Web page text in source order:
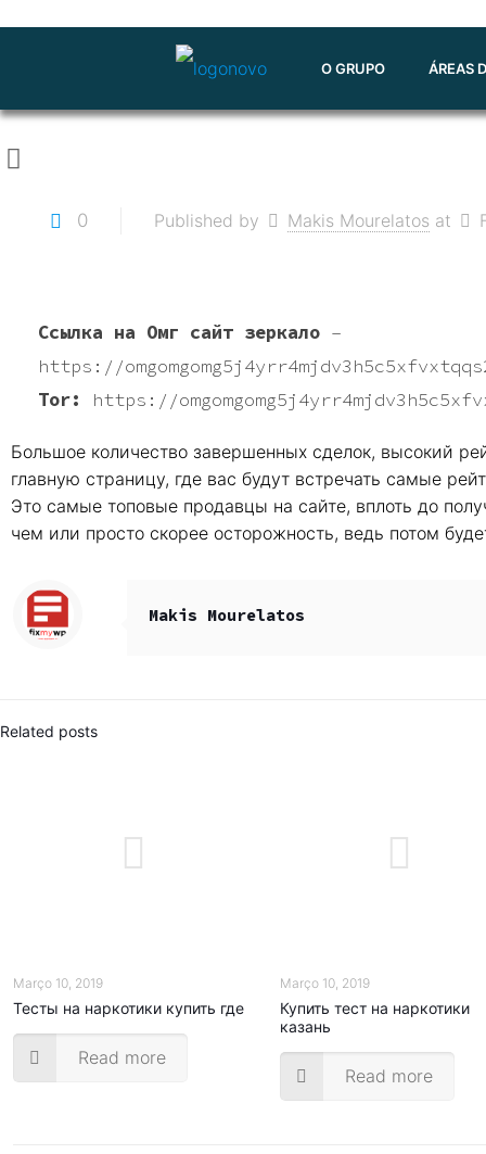
O GRUPO ÁREAS
0 Published by Makis Mourelatos at
Ссылка на Омг сайт зеркало–
https://
Tor:
https://
Большое количество завершенных сделок, высокий
главную страницу, где вас будут встречать самые
Это самые топовые продавцы на сайте, вплоть до
чем или просто скорее осторожность, ведь потом
Makis Mourelatos
Related posts
Março 10, 2019
Тесты на наркотики купить где
Read more
Março 10, 2019
Купить тест на наркотики
казань
Read more